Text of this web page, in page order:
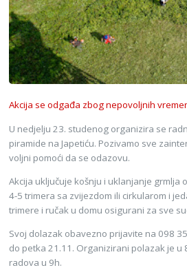
Akcija se odgađa zbog nepovoljnih
U nedjelju 23. studenog organizira se
piramide na Japetiću. Pozivamo sve
voljni pomoći da se odazovu.
Akcija uključuje košnju i uklanjanje grmlja
4-5 trimera sa zvijezdom ili cirkularom i
trimere i ručak u domu osigurani za sve
Svoj dolazak obavezno prijavite na 098
do petka 21.11. Organizirani polazak je u
radova u 9h.